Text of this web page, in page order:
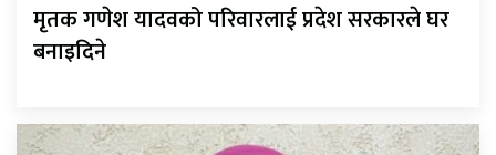
मृतक गणेश यादवको परिवारलाई प्रदेश सरकारले घर
बनाइदिने